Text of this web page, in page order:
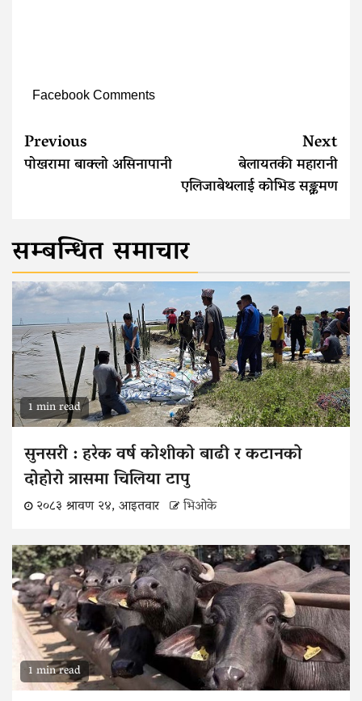
Facebook Comments
Continue
Reading
Previous
पोखरामा बाक्लो असिनापानी
Next
बेलायतकी महारानी
एलिजाबेथलाई कोभिड सङ्क्रमण
सम्बन्धित समाचार
1 min read
सुनसरी : हरेक वर्ष कोशीको बाढी र कटानको
दोहोरो त्रासमा चिलिया टापु
२०८३ श्रावण २४, आइतवार भिओके
1 min read